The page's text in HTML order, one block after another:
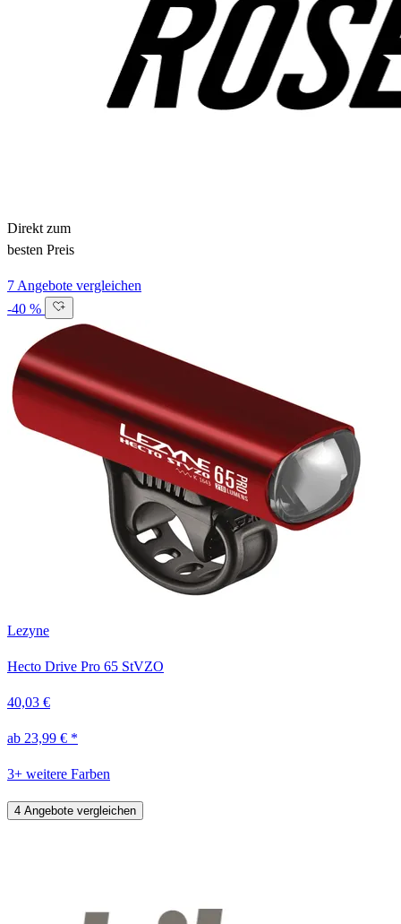
Direkt zum
besten Preis
7 Angebote vergleichen
-40 %
Lezyne
Hecto Drive Pro 65 StVZO
40,03 €
ab 23,99 € *
3+ weitere Farben
4 Angebote vergleichen